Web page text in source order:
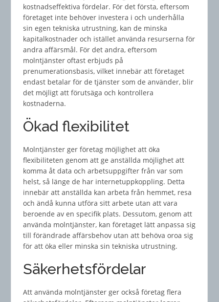
kostnadseffektiva fördelar. För det första, eftersom
företaget inte behöver investera i och underhålla
sin egen tekniska utrustning, kan de minska
kapitalkostnader och istället använda resurserna för
andra affärsmål. För det andra, eftersom
molntjänster oftast erbjuds på
prenumerationsbasis, vilket innebär att företaget
endast betalar för de tjänster som de använder, blir
det möjligt att förutsäga och kontrollera
kostnaderna.
Ökad flexibilitet
Molntjänster ger företag möjlighet att öka
flexibiliteten genom att ge anställda möjlighet att
komma åt data och arbetsuppgifter från var som
helst, så länge de har internetuppkoppling. Detta
innebär att anställda kan arbeta från hemmet, resa
och ändå kunna utföra sitt arbete utan att vara
beroende av en specifik plats. Dessutom, genom att
använda molntjänster, kan företaget lätt anpassa sig
till förändrade affärsbehov utan att behöva oroa sig
för att öka eller minska sin tekniska utrustning.
Säkerhetsfördelar
Att använda molntjänster ger också företag flera